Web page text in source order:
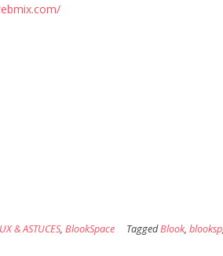
& ASTUCES, BlookSpace TaggedBlook, blooksp,